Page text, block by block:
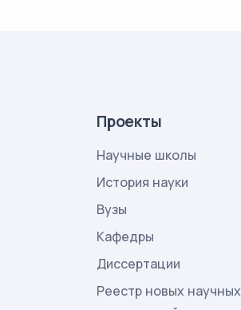
Проекты
Научные школы
История науки
Вузы
Кафедры
Диссертации
Реестр новых научных